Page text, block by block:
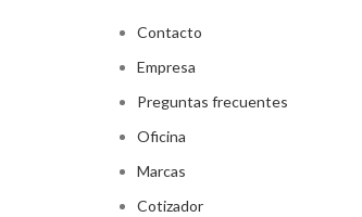
Contacto
Empresa
Preguntas frecuentes
Oficina
Marcas
Cotizador